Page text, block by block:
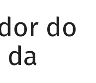
do
da